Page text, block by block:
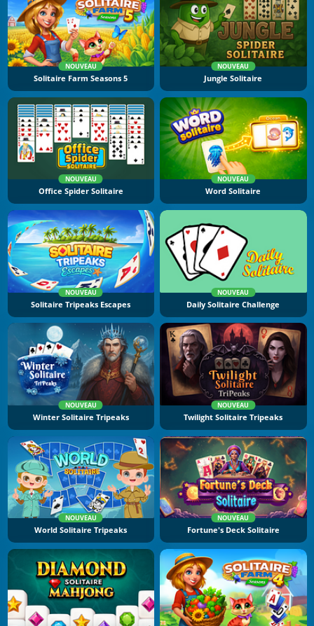
NOUVEAU
Solitaire Farm Seasons 5
NOUVEAU
Jungle Solitaire
NOUVEAU
Office Spider Solitaire
NOUVEAU
Word Solitaire
NOUVEAU
Solitaire Tripeaks Escapes
NOUVEAU
Daily Solitaire Challenge
NOUVEAU
Winter Solitaire Tripeaks
NOUVEAU
Twilight Solitaire Tripeaks
NOUVEAU
World Solitaire Tripeaks
NOUVEAU
Fortune's Deck Solitaire